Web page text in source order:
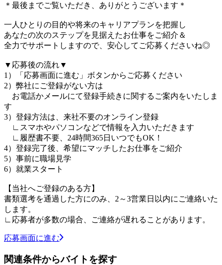
＊最後までご覧いただき、ありがとうございます＊
一人ひとりの目的や将来のキャリアプランを把握し
あなたの次のステップを見据えたお仕事をご紹介＆
全力でサポートしますので、安心してご応募くださいね◎
▼応募後の流れ▼
1）「応募画面に進む」ボタンからご応募ください
2）弊社にご登録がない方は
お電話かメールにて登録手続きに関するご案内をいたしま
す
3）登録方法は、来社不要のオンライン登録
∟スマホやパソコンなどで情報を入力いただきます
∟履歴書不要、24時間365日いつでもOK！
4）登録完了後、希望にマッチしたお仕事をご紹介
5）事前に職場見学
6）就業スタート
【当社へご登録のある方】
書類選考を通過した方にのみ、2～3営業日以内にご連絡いた
します。
∟応募者が多数の場合、ご連絡が遅れることがあります。
応募画面に進む
関連条件からバイトを探す